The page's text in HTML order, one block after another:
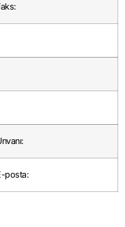
posta: